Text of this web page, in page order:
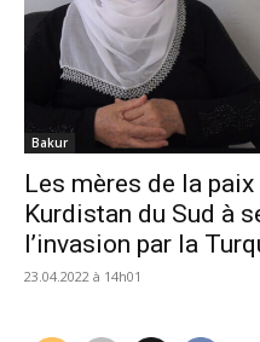
Bakur
Les mères de la
Kurdistan du Sud à
l’invasion par la
23.04.2022 à 14h01